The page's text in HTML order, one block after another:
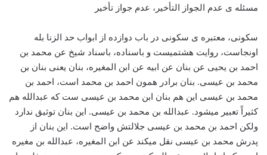
سکونی، معتبره ی سکونی در باب دوازده از ابواب حد الزنا بله
اونجاست، روایت هشتمیست و باسناده، باسناد شیخ عن محمد بن
احمد بن یحیی عن بنان عن ابیه عن ابن المغیره، بنان یعنی بنان بن
محمد بن عیسی. بنان برادر همون احمد بن محمد است، احمد بن
محمد بن عیسی این هم بنان ابن محمد بن عیسی ست که عبدالله هم
کثیراً تعبیر میشود. عبدالله بن محمد بن عیسی. این بنان توثیق ندارد
ولکن احمد بن محمد بن عیسی جلالتش واضح است. این بنان از
پدرش محمد بن عیسی نقل میکند عن ابن المغیره، عبدالله بن مغیره